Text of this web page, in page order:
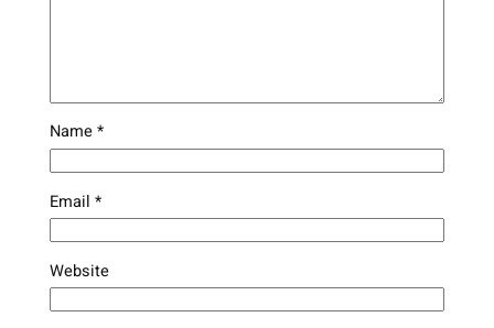
Name*
Email *
Website